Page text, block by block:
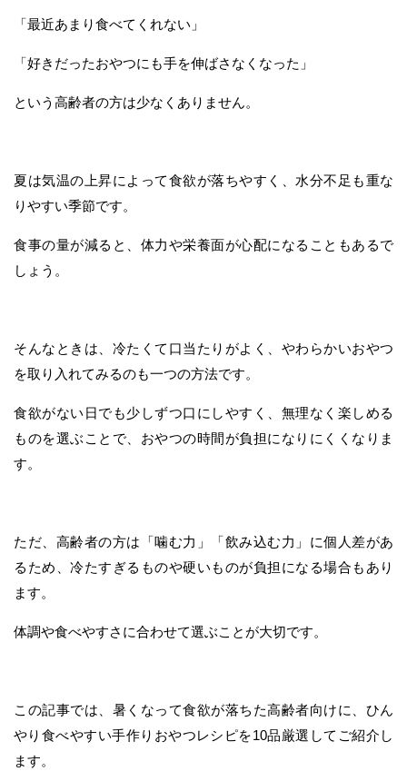
「最近あまり食べてくれない」
「好きだったおやつにも手を伸ばさなくなった」
という高齢者の方は少なくありません。
夏は気温の上昇によって食欲が落ちやすく、水分不足も重な
りやすい季節です。
食事の量が減ると、体力や栄養面が心配になることもあるで
しょう。
そんなときは、冷たくて口当たりがよく、やわらかいおやつ
を取り入れてみるのも一つの方法です。
食欲がない日でも少しずつ口にしやすく、無理なく楽しめる
ものを選ぶことで、おやつの時間が負担になりにくくなりま
す。
ただ、高齢者の方は「噛む力」「飲み込む力」に個人差があ
るため、冷たすぎるものや硬いものが負担になる場合もあり
ます。
体調や食べやすさに合わせて選ぶことが大切です。
この記事では、暑くなって食欲が落ちた高齢者向けに、ひん
やり食べやすい手作りおやつレシピを10品厳選してご紹介し
ます。